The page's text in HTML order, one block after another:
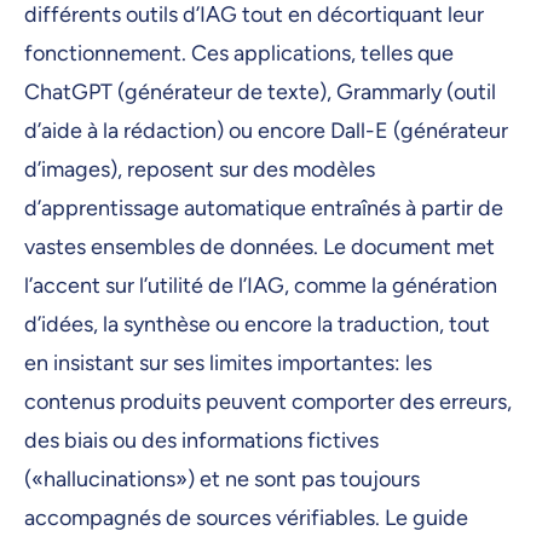
différents outils d’IAG tout en décortiquant leur
fonctionnement. Ces applications, telles que
ChatGPT (générateur de texte), Grammarly (outil
d’aide à la rédaction) ou encore Dall-E (générateur
d’images), reposent sur des modèles
d’apprentissage automatique entraînés à partir de
vastes ensembles de données. Le document met
l’accent sur l’utilité de l’IAG, comme la génération
d’idées, la synthèse ou encore la traduction, tout
en insistant sur ses limites importantes: les
contenus produits peuvent comporter des erreurs,
des biais ou des informations fictives
(«hallucinations») et ne sont pas toujours
accompagnés de sources vérifiables. Le guide